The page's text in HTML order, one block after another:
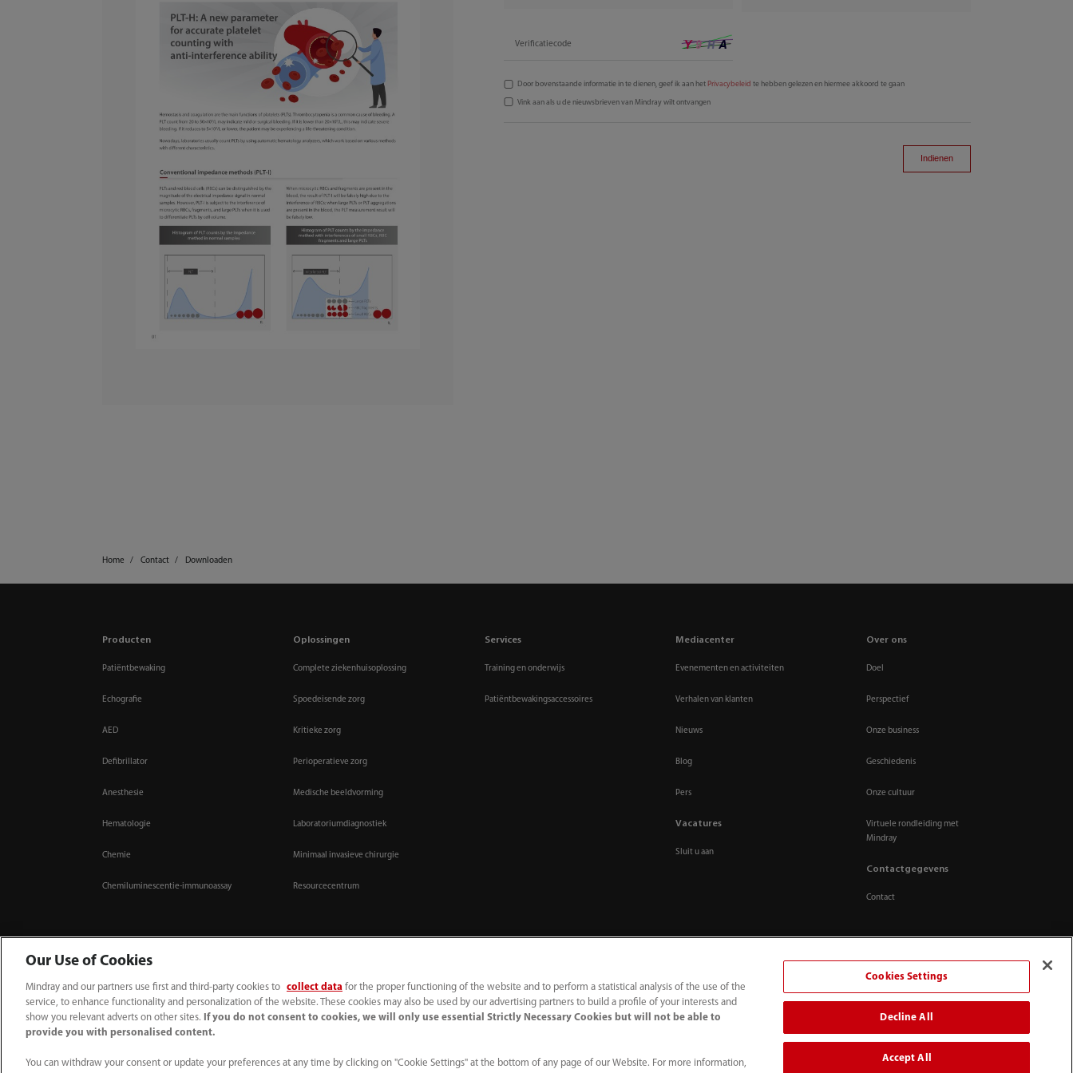
Verificatiecode
Door bovenstaande informatie in te dienen, geef ik aan het Privacybeleid te hebben gelezen en hiermee akkoord te gaan
Vink aan als u de nieuwsbrieven van Mindray wilt ontvangen
Indienen
Home Contact Downloaden
Producten
Patiëntbewaking
Echografie
AED
Defibrillator
Anesthesie
Hematologie
Chemie
Chemiluminescentie-immunoassay
Oplossingen
Complete ziekenhuisoplossing
Spoedeisende zorg
Kritieke zorg
Perioperatieve zorg
Medische beeldvorming
Laboratoriumdiagnostiek
Minimaal invasieve chirurgie
Resourcecentrum
Services
Training en onderwijs
Patiëntbewakingsaccessoires
Mediacenter
Evenementen en activiteiten
Verhalen van klanten
Nieuws
Blog
Pers
Vacatures
Sluit u aan
Over ons
Doel
Perspectief
Onze business
Geschiedenis
Onze cultuur
Virtuele rondleiding met
Mindray
Contactgegevens
Contact
info.nl@mindray.com
Gebruiksvoorwaarden ｜ Sitemap ｜ Cookie kennisgeving ｜ Privacy Verklaring｜Hulplijn naleving ｜ Klokkenluiden｜Contact
© 2026 Shenzhen Mindray Bio-Medical Electronics Co., Ltd. Alle rechten voorbehouden
Our Use of Cookies
Mindray and our partners use first and third-party cookies to collect data for the proper functioning of the website and to perform a statistical analysis of the use of the
service, to enhance functionality and personalization of the website. These cookies may also be used by our advertising partners to build a profile of your interests and
show you relevant adverts on other sites.
If you do not consent to cookies, we will only use essential Strictly Necessary Cookies but will not be able to
provide you with personalised content.
You can withdraw your consent or update your preferences at any time by clicking on "Cookie Settings" at the bottom of any page of our Website. For more information,
Cookies Settings
Decline All
Accept All